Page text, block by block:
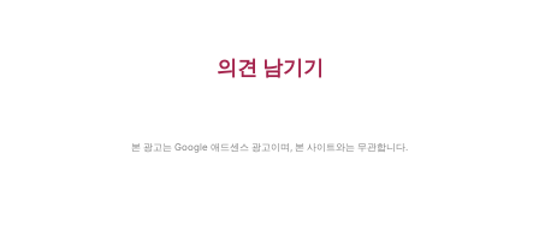
의견 남기기
본 광고는 Google 애드센스 광고이며, 본 사이트와는 무관합니다.